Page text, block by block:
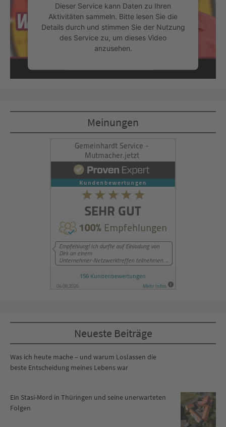
Dieser Service kann Daten zu Ihren
Aktivitäten sammeln. Bitte lesen Sie die
Details durch und stimmen Sie der Nutzung
des Service zu, um dieses Video
anzusehen.
Mehr Informationen
powered byUsercentrics Consent
Management Platform&eRecht24
Meinungen
Neueste Beiträge
Was ich heute mache – und warum Loslassen die
beste Entscheidung meines Lebens war
Ein Stasi-Mord in Thüringen und seine unerwarteten
Folgen